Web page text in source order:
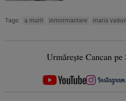
Tags: a murit inmormantare maria
Urmărește Cancan